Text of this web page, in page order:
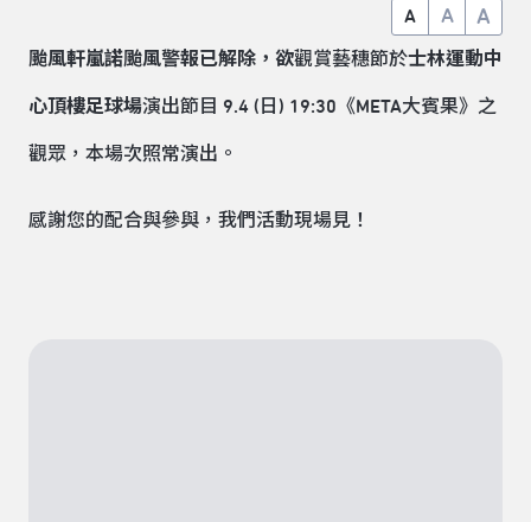
A A A
颱風軒嵐諾颱風警報已解除，欲觀賞藝穗節於士林運動中
心頂樓足球場演出節目 9.4 (日) 19:30《META大賓果》之
觀眾，本場次照常演出。
感謝您的配合與參與，我們活動現場見！